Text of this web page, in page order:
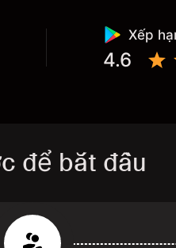
Xếp
4.6
để bắt đầu